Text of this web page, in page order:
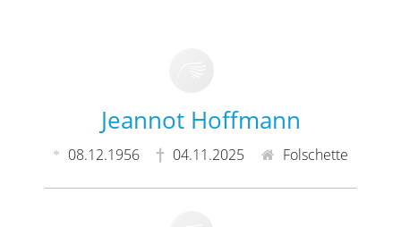
Jeannot Hoffmann
08.12.1956 04.11.2025 Folschette